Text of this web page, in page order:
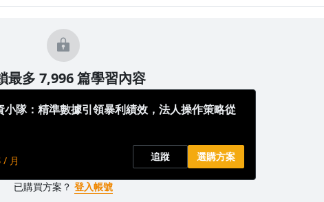
最多 7,996 篇學習內容
小隊：精準數據引領暴利績效，法人操作策略從
都贏
/ 月 追蹤 選購方案
已購買方案？ 登入帳號